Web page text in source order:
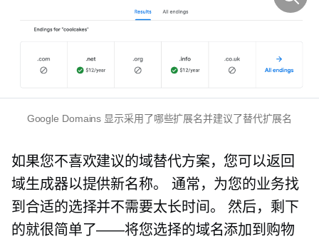
Google Domains 显示采用了哪些扩展名并建议了替代扩展名
如果您不喜欢建议的域替代方案，您可以返回
域生成器以提供新名称。 通常，为您的业务找
到合适的选择并不需要太长时间。 然后，剩下
的就很简单了——将您选择的域名添加到购物